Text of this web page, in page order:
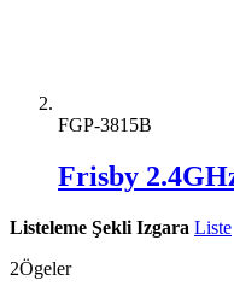
FGP-3815B
Frisby
Listeleme Şekli Izgara Liste
2Ögeler